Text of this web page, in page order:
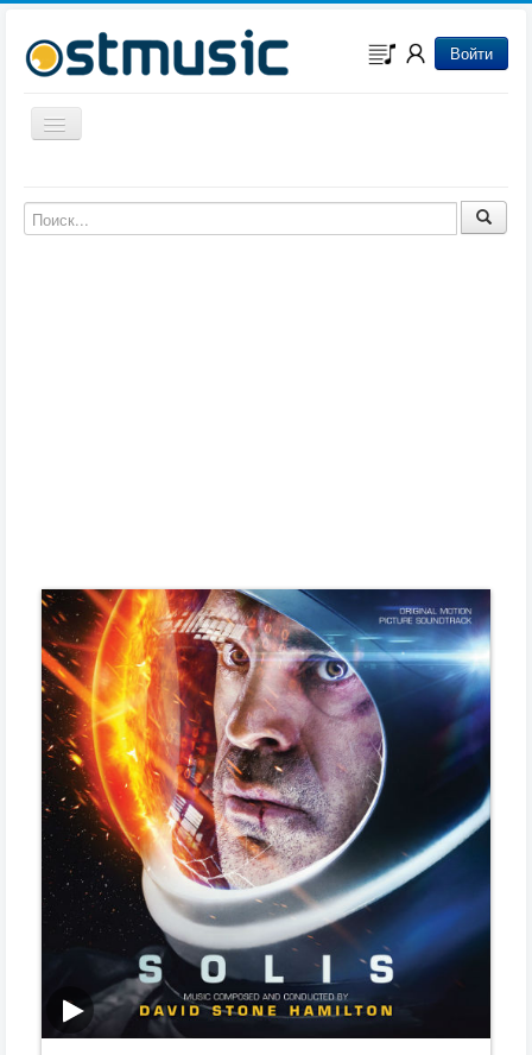
Войти
Включить/выключить навигацию
Музыка из мультфильмов
Музыка из сериалов